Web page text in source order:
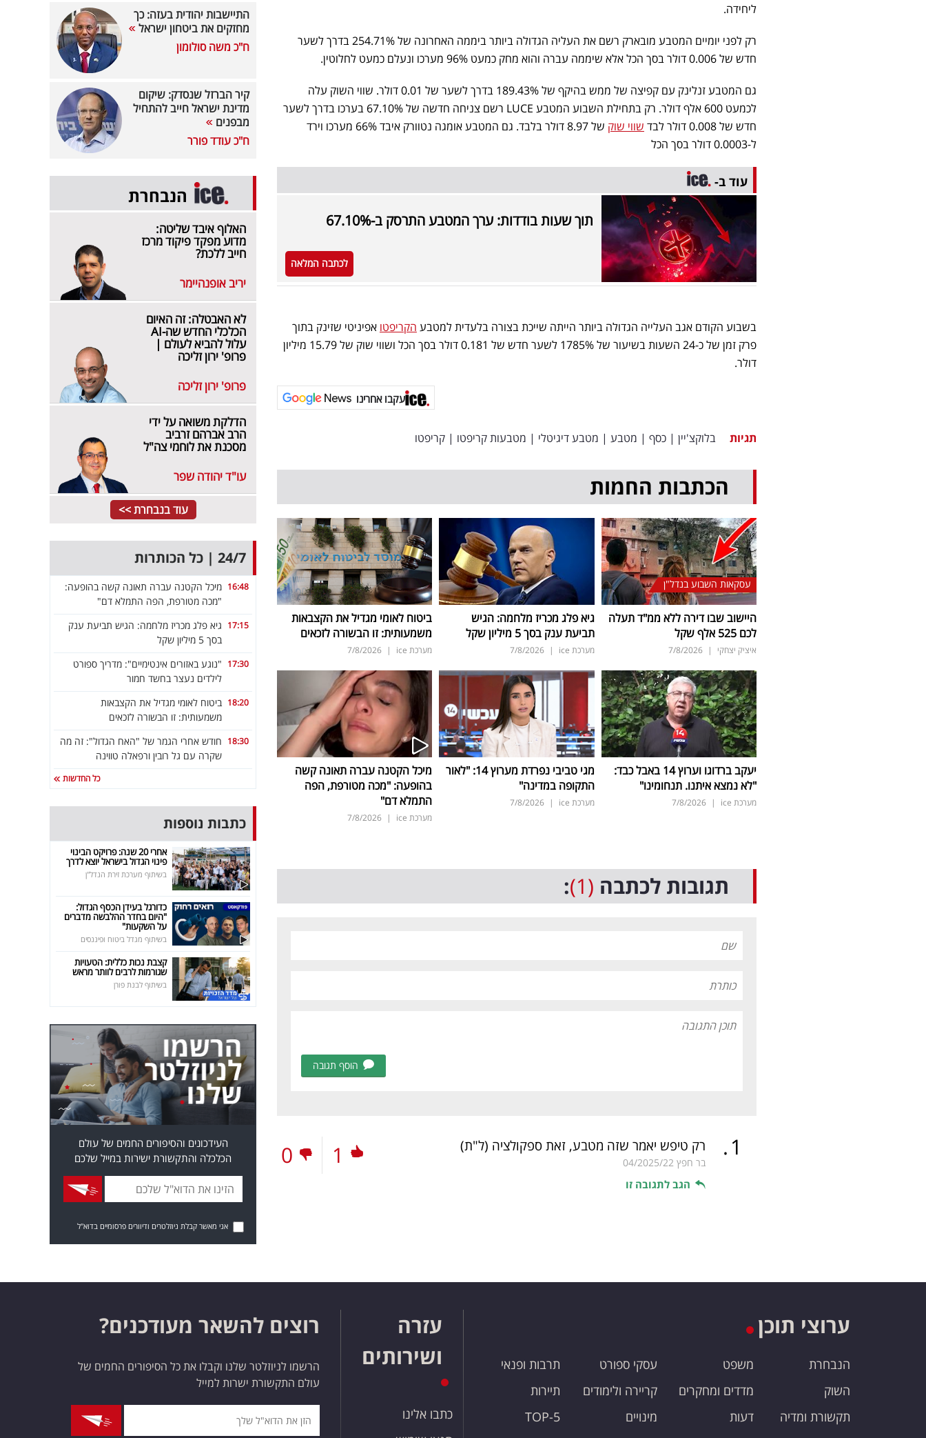
ליחידה.
רק לפני יומיים המטבע מובארק רשם את העליה הגדולה ביותר ביממה האחרונה של 254.71% בדרך לשער
חדש של 0.006 דולר בסך הכל אלא שיממה עברה והוא מחק כמעט 96% מערכו ונעלם כמעט לחלוטין.
גם המטבע זנלינק עם קפיצה של ממש בהיקף של 189.43% בדרך לשער של 0.01 דולר. שווי השוק עלה
לכמעט 600 אלף דולר. רק בתחילת השבוע המטבע
LUCE
רשם צניחה חדשה של 67.10% בערכו בדרך לשער
חדש של 0.008 דולר לבד
שווי שוק
של 8.97 דולר בלבד. גם המטבע אומגה נטוורק איבד 66% מערכו וירד
ל-0.0003 דולר בסך הכל
עוד ב-
תוך שעות בודדות: ערך המטבע התרסק ב-67.10%
לכתבה המלאה
בשבוע הקודם אגב העלייה הגדולה ביותר הייתה שייכת בצורה בלעדית למטבע הקריפטו אפיניטי שזינק בתוך
פרק זמן של כ-24 השעות בשיעור של 1785% לשער חדש של 0.181 דולר בסך הכל ושווי שוק של 15.79 מיליון
דולר.
עקבו אחרינו
תגיות בלוקצ'יין | כסף | מטבע | מטבע דיגיטלי | מטבעות קריפטו | קריפטו
הכתבות החמות
עסקאות השבוע בנדל"ן
היישוב שבו דירה ללא ממ"ד תעלה
לכם 525 אלף שקל
איציק יצחקי |
7/8/2026
גיא פלג מכריז מלחמה: הגיש
תביעת ענק בסך 5 מיליון שקל
מערכת ice |
7/8/2026
ביטוח לאומי מגדיל את הקצבאות
משמעותית: זו הבשורה לזכאים
מערכת ice |
7/8/2026
יעקב ברדוגו וערוץ 14 באבל כבד:
"לא נמצא איתנו. תנחומינו"
מערכת ice |
7/8/2026
מגי טביבי נפרדת מערוץ 14: "לאור
התקופה במדינה"
מערכת ice |
7/8/2026
מיכל הקטנה עברה תאונה קשה
בהופעה: "מכה מטורפת, הפה
התמלא דם"
מערכת ice |
7/8/2026
תגובות לכתבה (1)
:
הוסף תגובה
1
. רק טיפש יאמר שזה מטבע, זאת ספקולציה (ל"ת)
בר חפץ 04/2025/22
הגב לתגובה זו
1
0
התיישבות יהודית בעזה: כך
מחזקים את ביטחון ישראל
ח"כ משה סולומון
קיר הברזל שנסדק: שיקום
מדינת ישראל חייב להתחיל
מבפנים
ח"כ עודד פורר
הנבחרת
האלוף איבד שליטה:
מדוע מפקד פיקוד מרכז
חייב ללכת?
יריב אופנהיימר
לא האבטלה: זה האיום
הכלכלי החדש שה-AI
עלול להביא לעולם |
פרופ' ירון זליכה
פרופ' ירון זליכה
הדלקת משואה על ידי
הרב אברהם זרביב
מסכנת את לוחמי צה"ל
עו"ד יהודה שפר
עוד בנבחרת >>
24/7 | כל הכותרות
16:48 מיכל הקטנה עברה תאונה קשה בהופעה:
"מכה מטורפת, הפה התמלא דם"
17:15 גיא פלג מכריז מלחמה: הגיש תביעת ענק
בסך 5 מיליון שקל
17:30 "נוגע באזורים אינטימיים": מדריך ספורט
לילדים נעצר בחשד חמור
18:20 ביטוח לאומי מגדיל את הקצבאות
משמעותית: זו הבשורה לזכאים
18:30 חודש אחרי הגמר של "האח הגדול": זה מה
שקרה עם גל רובין ורפאלה טווינה
כל החדשות
כתבות נוספות
אחרי 20 שנה: פרויקט הבינוי
פינוי הגדול בישראל יוצא לדרך
בשיתוף מערכת זירת הנדל"ן
כדורגל בעידן הכסף הגדול:
"היום בחדר ההלבשה מדברים
על השקעות"
בשיתוף מגדל ביטוח ופיננסים
קצבת נכות כללית: הטעויות
שגורמות לרבים לוותר מראש
בשיתוף לבנת פורן
העידכונים והסיפורים החמים של עולם
הכלכלה והתקשורת ישירות במייל שלכם
אני מאשר קבלת ניוזלטרים ודיוורים פרסומיים בדוא"ל
ערוצי תוכן
הנבחרת
השוק
תקשורת ומדיה
משפט
מדדים ומחקרים
דעות
עסקי ספורט
קריירה ולימודים
מינויים
תרבות ופנאי
תיירות
TOP-5
עזרה
ושירותים
כתבו אלינו
רוצים להשאר מעודכנים?
הרשמו לניוזלטר שלנו וקבלו את כל הסיפורים החמים של
עולם התקשורת ישרות למייל